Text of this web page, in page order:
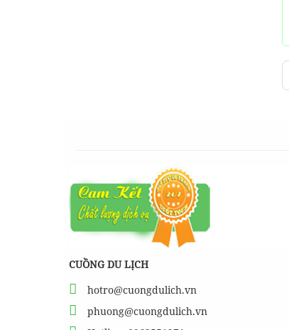
CUỒNG DU LỊCH
hotro@cuongdulich.vn
phuong@cuongdulich.vn